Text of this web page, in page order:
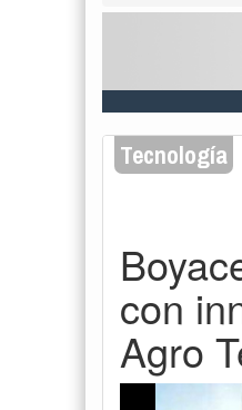
Tecnología
con
Agro